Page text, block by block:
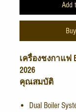
Add
เครื่องชงกาแฟ
2026
คุณสมบัติ
Dual Boiler